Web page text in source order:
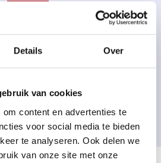
Details Over
van cookies
content en advertenties te
voor social media te bieden
te analyseren. Ook delen we
van onze site met onze
social media